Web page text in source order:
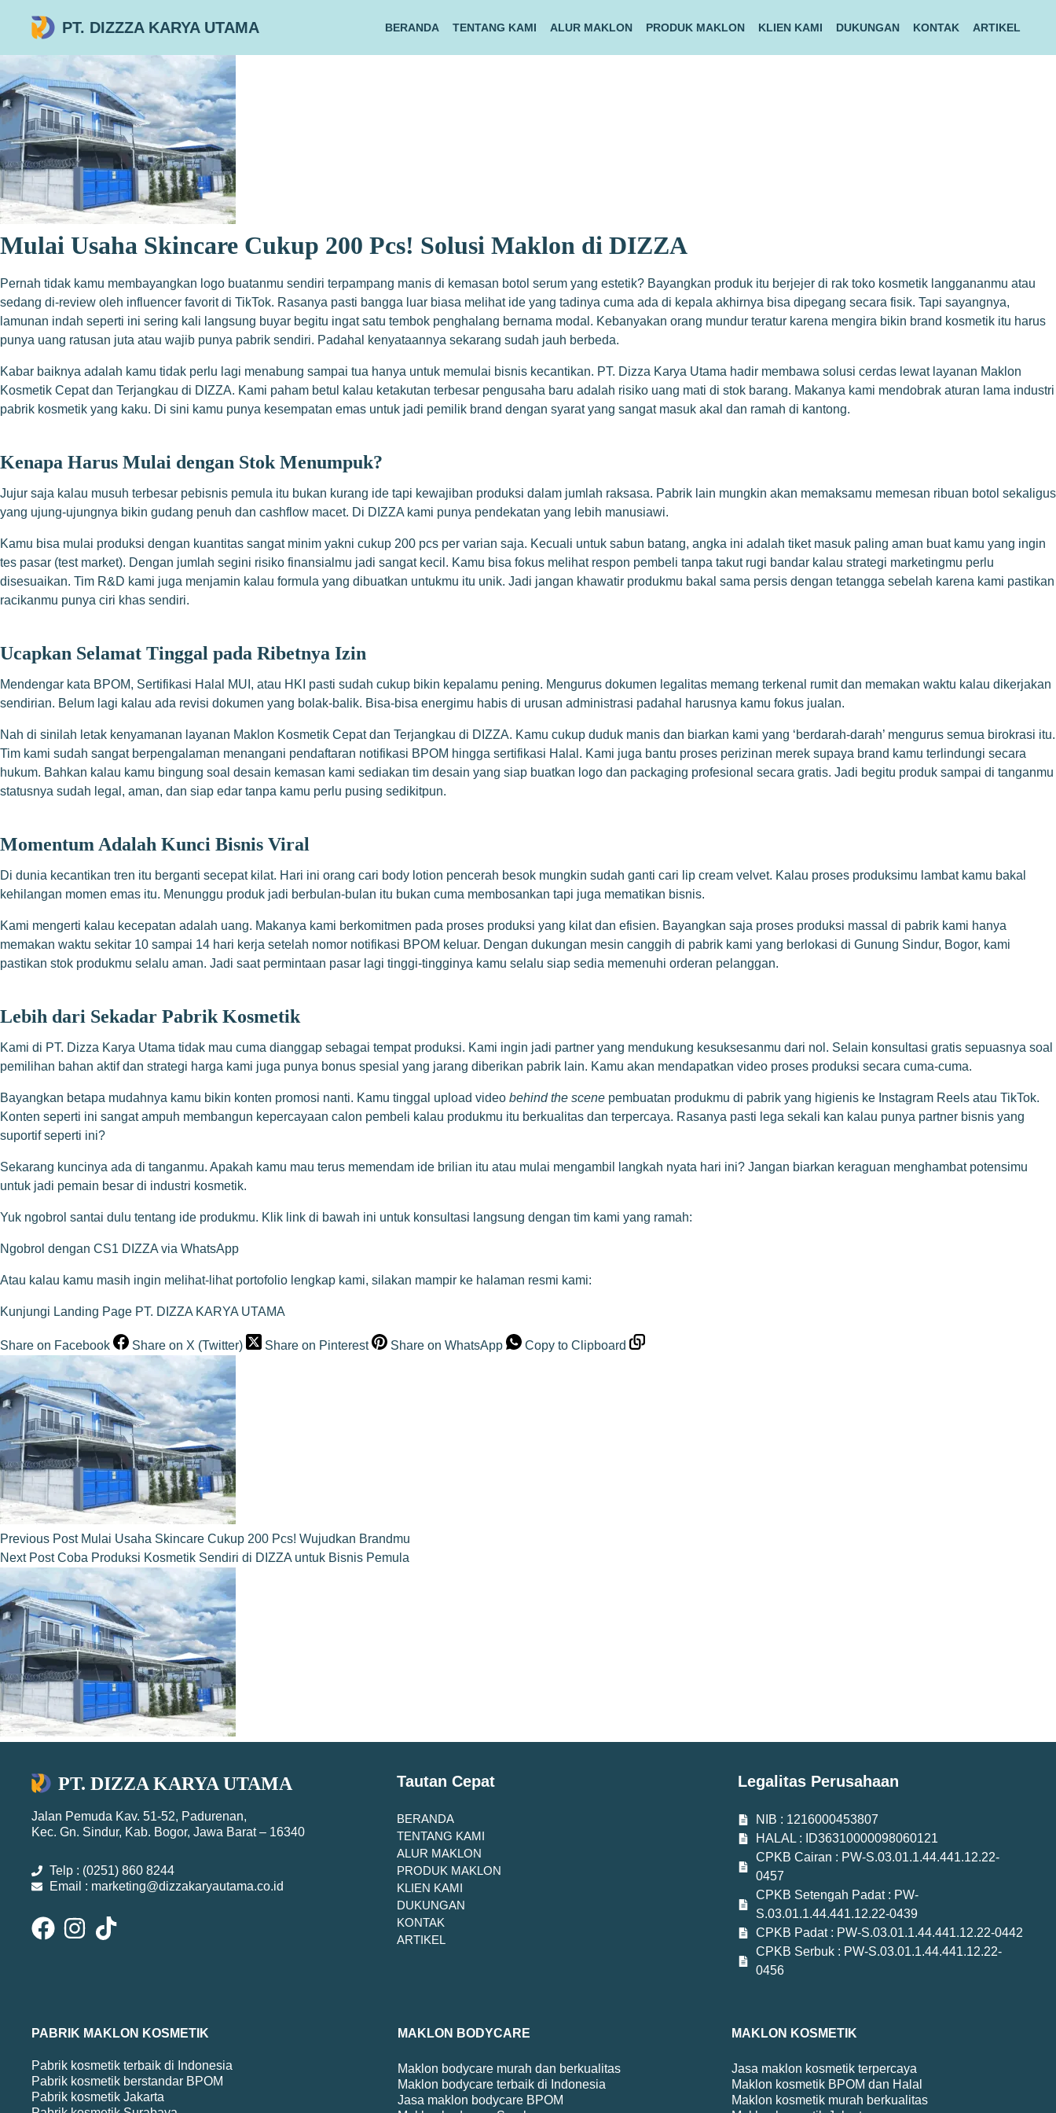
PT. DIZZZA KARYA UTAMA BERANDA TENTANG KAMI ALUR MAKLON PRODUK MAKLON KLIEN KAMI DUKUNGAN KONTAK ARTIKEL
Mulai Usaha Skincare Cukup 200 Pcs! Solusi Maklon di DIZZA
Pernah tidak kamu membayangkan logo buatanmu sendiri terpampang manis di kemasan botol serum yang estetik? Bayangkan produk itu berjejer di rak toko kosmetik langgananmu atau
sedang di-review oleh influencer favorit di TikTok. Rasanya pasti bangga luar biasa melihat ide yang tadinya cuma ada di kepala akhirnya bisa dipegang secara fisik. Tapi sayangnya,
lamunan indah seperti ini sering kali langsung buyar begitu ingat satu tembok penghalang bernama modal. Kebanyakan orang mundur teratur karena mengira bikin brand kosmetik itu harus
punya uang ratusan juta atau wajib punya pabrik sendiri. Padahal kenyataannya sekarang sudah jauh berbeda.
Kabar baiknya adalah kamu tidak perlu lagi menabung sampai tua hanya untuk memulai bisnis kecantikan. PT. Dizza Karya Utama hadir membawa solusi cerdas lewat layanan Maklon
Kosmetik Cepat dan Terjangkau di DIZZA. Kami paham betul kalau ketakutan terbesar pengusaha baru adalah risiko uang mati di stok barang. Makanya kami mendobrak aturan lama industri
pabrik kosmetik yang kaku. Di sini kamu punya kesempatan emas untuk jadi pemilik brand dengan syarat yang sangat masuk akal dan ramah di kantong.
Kenapa Harus Mulai dengan Stok Menumpuk?
Jujur saja kalau musuh terbesar pebisnis pemula itu bukan kurang ide tapi kewajiban produksi dalam jumlah raksasa. Pabrik lain mungkin akan memaksamu memesan ribuan botol sekaligus
yang ujung-ujungnya bikin gudang penuh dan cashflow macet. Di DIZZA kami punya pendekatan yang lebih manusiawi.
Kamu bisa mulai produksi dengan kuantitas sangat minim yakni cukup 200 pcs per varian saja. Kecuali untuk sabun batang, angka ini adalah tiket masuk paling aman buat kamu yang ingin
tes pasar (test market). Dengan jumlah segini risiko finansialmu jadi sangat kecil. Kamu bisa fokus melihat respon pembeli tanpa takut rugi bandar kalau strategi marketingmu perlu
disesuaikan. Tim R&D kami juga menjamin kalau formula yang dibuatkan untukmu itu unik. Jadi jangan khawatir produkmu bakal sama persis dengan tetangga sebelah karena kami pastikan
racikanmu punya ciri khas sendiri.
Ucapkan Selamat Tinggal pada Ribetnya Izin
Mendengar kata BPOM, Sertifikasi Halal MUI, atau HKI pasti sudah cukup bikin kepalamu pening. Mengurus dokumen legalitas memang terkenal rumit dan memakan waktu kalau dikerjakan
sendirian. Belum lagi kalau ada revisi dokumen yang bolak-balik. Bisa-bisa energimu habis di urusan administrasi padahal harusnya kamu fokus jualan.
Nah di sinilah letak kenyamanan layanan Maklon Kosmetik Cepat dan Terjangkau di DIZZA. Kamu cukup duduk manis dan biarkan kami yang ‘berdarah-darah’ mengurus semua birokrasi itu.
Tim kami sudah sangat berpengalaman menangani pendaftaran notifikasi BPOM hingga sertifikasi Halal. Kami juga bantu proses perizinan merek supaya brand kamu terlindungi secara
hukum. Bahkan kalau kamu bingung soal desain kemasan kami sediakan tim desain yang siap buatkan logo dan packaging profesional secara gratis. Jadi begitu produk sampai di tanganmu
statusnya sudah legal, aman, dan siap edar tanpa kamu perlu pusing sedikitpun.
Momentum Adalah Kunci Bisnis Viral
Di dunia kecantikan tren itu berganti secepat kilat. Hari ini orang cari body lotion pencerah besok mungkin sudah ganti cari lip cream velvet. Kalau proses produksimu lambat kamu bakal
kehilangan momen emas itu. Menunggu produk jadi berbulan-bulan itu bukan cuma membosankan tapi juga mematikan bisnis.
Kami mengerti kalau kecepatan adalah uang. Makanya kami berkomitmen pada proses produksi yang kilat dan efisien. Bayangkan saja proses produksi massal di pabrik kami hanya
memakan waktu sekitar 10 sampai 14 hari kerja setelah nomor notifikasi BPOM keluar. Dengan dukungan mesin canggih di pabrik kami yang berlokasi di Gunung Sindur, Bogor, kami
pastikan stok produkmu selalu aman. Jadi saat permintaan pasar lagi tinggi-tingginya kamu selalu siap sedia memenuhi orderan pelanggan.
Lebih dari Sekadar Pabrik Kosmetik
Kami di PT. Dizza Karya Utama tidak mau cuma dianggap sebagai tempat produksi. Kami ingin jadi partner yang mendukung kesuksesanmu dari nol. Selain konsultasi gratis sepuasnya soal
pemilihan bahan aktif dan strategi harga kami juga punya bonus spesial yang jarang diberikan pabrik lain. Kamu akan mendapatkan video proses produksi secara cuma-cuma.
Bayangkan betapa mudahnya kamu bikin konten promosi nanti. Kamu tinggal upload video behind the scene pembuatan produkmu di pabrik yang higienis ke Instagram Reels atau TikTok.
Konten seperti ini sangat ampuh membangun kepercayaan calon pembeli kalau produkmu itu berkualitas dan terpercaya. Rasanya pasti lega sekali kan kalau punya partner bisnis yang
suportif seperti ini?
Sekarang kuncinya ada di tanganmu. Apakah kamu mau terus memendam ide brilian itu atau mulai mengambil langkah nyata hari ini? Jangan biarkan keraguan menghambat potensimu
untuk jadi pemain besar di industri kosmetik.
Yuk ngobrol santai dulu tentang ide produkmu. Klik link di bawah ini untuk konsultasi langsung dengan tim kami yang ramah:
Ngobrol dengan CS1 DIZZA via WhatsApp
Atau kalau kamu masih ingin melihat-lihat portofolio lengkap kami, silakan mampir ke halaman resmi kami:
Kunjungi Landing Page PT. DIZZA KARYA UTAMA
Share on Facebook Share on X (Twitter) Share on Pinterest Share on WhatsApp Copy to Clipboard
Previous Post Mulai Usaha Skincare Cukup 200 Pcs! Wujudkan Brandmu
Next Post Coba Produksi Kosmetik Sendiri di DIZZA untuk Bisnis Pemula
PT. DIZZA KARYA UTAMA
Jalan Pemuda Kav. 51-52, Padurenan,
Kec. Gn. Sindur, Kab. Bogor, Jawa Barat – 16340
Telp : (0251) 860 8244
Email : marketing@dizzakaryautama.co.id
Tautan Cepat
BERANDA
TENTANG KAMI
ALUR MAKLON
PRODUK MAKLON
KLIEN KAMI
DUKUNGAN
KONTAK
ARTIKEL
Legalitas Perusahaan
NIB : 1216000453807
HALAL : ID36310000098060121
CPKB Cairan : PW-S.03.01.1.44.441.12.22-
0457
CPKB Setengah Padat : PW-
S.03.01.1.44.441.12.22-0439
CPKB Padat : PW-S.03.01.1.44.441.12.22-0442
CPKB Serbuk : PW-S.03.01.1.44.441.12.22-
0456
PABRIK MAKLON KOSMETIK
Pabrik kosmetik terbaik di Indonesia
Pabrik kosmetik berstandar BPOM
Pabrik kosmetik Jakarta
MAKLON BODYCARE
Maklon bodycare murah dan berkualitas
Maklon bodycare terbaik di Indonesia
Jasa maklon bodycare BPOM
MAKLON KOSMETIK
Jasa maklon kosmetik terpercaya
Maklon kosmetik BPOM dan Halal
Maklon kosmetik murah berkualitas